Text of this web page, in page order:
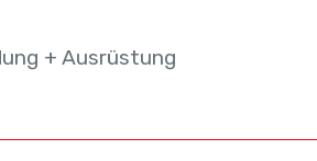
+ Ausrüstung